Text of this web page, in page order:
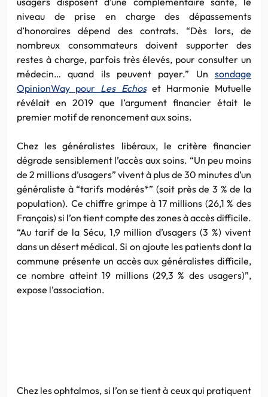
niveau de prise en charge des dépassements
d’honoraires dépend des contrats. “Dès lors, de
nombreux consommateurs doivent supporter des
restes à charge, parfois très élevés, pour consulter un
médecin… quand ils peuvent payer.” Un sondage
OpinionWay pour Les Echoset Harmonie Mutuelle
révélait en 2019 que l’argument financier était le
premier motif de renoncement aux soins.
Chez les généralistes libéraux, le critère financier
dégrade sensiblement l’accès aux soins. “Un peu moins
de 2 millions d’usagers” vivent à plus de 30 minutes d’un
généraliste à “tarifs modérés*” (soit près de 3 % de la
population). Ce chiffre grimpe à 17 millions (26,1 % des
Français) si l’on tient compte des zones à accès difficile.
“Au tarif de la Sécu, 1,9 million d’usagers (3 %) vivent
dans un désert médical. Si on ajoute les patients dont la
commune présente un accès aux généralistes difficile,
ce nombre atteint 19 millions (29,3 % des usagers)”,
expose l’association.
Chez les ophtalmos, si l’on se tient à ceux qui pratiquent